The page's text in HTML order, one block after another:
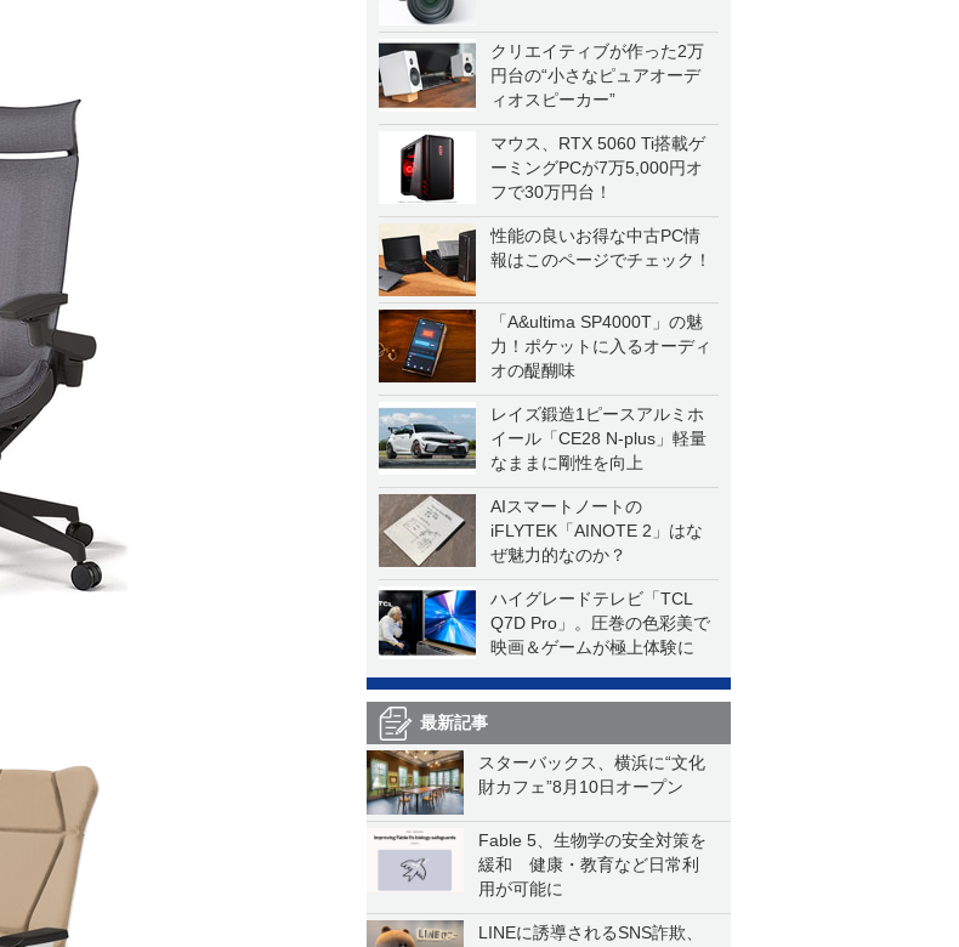
クリエイティブが作った2万
円台の“小さなピュアオーデ
ィオスピーカー”
マウス、RTX 5060 Ti搭載ゲ
ーミングPCが7万5,000円オ
フで30万円台！
性能の良いお得な中古PC情
報はこのページでチェック！
「A&ultima SP4000T」の魅
力！ポケットに入るオーディ
オの醍醐味
レイズ鍛造1ピースアルミホ
イール「CE28 N-plus」軽量
なままに剛性を向上
AIスマートノートの
iFLYTEK「AINOTE 2」はな
ぜ魅力的なのか？
ハイグレードテレビ「TCL
Q7D Pro」。圧巻の色彩美で
映画＆ゲームが極上体験に
最新記事
スターバックス、横浜に“文化
財カフェ”8月10日オープン
Fable 5、生物学の安全対策を
緩和 健康・教育など日常利
用が可能に
LINEに誘導されるSNS詐欺、